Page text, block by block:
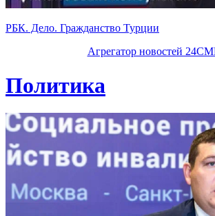
РБК. Дело. Гражданство Турции
Агрегатор новостей
Политика